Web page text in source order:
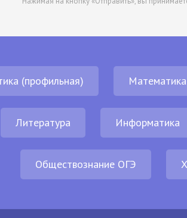
(профильная)
Литература Информатика
Обществознание ОГЭ